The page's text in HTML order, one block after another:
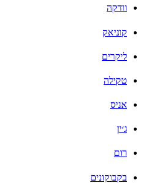
וודקה
קוניאק
ליקרים
טקילה
אניס
ג׳ין
רום
בקבוקונים